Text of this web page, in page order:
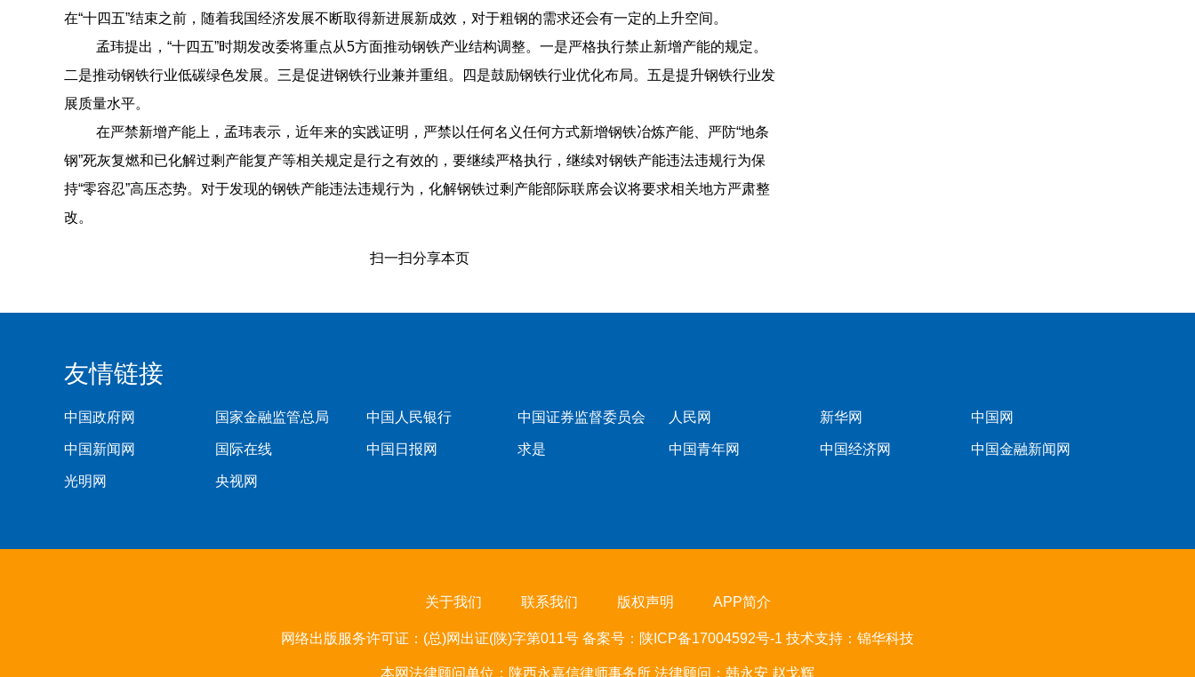
在“十四五”结束之前，随着我国经济发展不断取得新进展新成效，对于粗钢的需求还会有一定的上升空间。
孟玮提出，“十四五”时期发改委将重点从5方面推动钢铁产业结构调整。一是严格执行禁止新增产能的规定。
二是推动钢铁行业低碳绿色发展。三是促进钢铁行业兼并重组。四是鼓励钢铁行业优化布局。五是提升钢铁行业发
展质量水平。
在严禁新增产能上，孟玮表示，近年来的实践证明，严禁以任何名义任何方式新增钢铁冶炼产能、严防“地条
钢”死灰复燃和已化解过剩产能复产等相关规定是行之有效的，要继续严格执行，继续对钢铁产能违法违规行为保
持“零容忍”高压态势。对于发现的钢铁产能违法违规行为，化解钢铁过剩产能部际联席会议将要求相关地方严肃整
改。
扫一扫分享本页
友情链接
中国政府网 国家金融监管总局 中国人民银行 中国证券监督委员会 人民网 新华网 中国网
中国新闻网 国际在线 中国日报网 求是 中国青年网 中国经济网 中国金融新闻网
光明网 央视网
关于我们 联系我们 版权声明 APP简介
网络出版服务许可证：(总)网出证(陕)字第011号 备案号： 陕ICP备17004592号-1 技术支持： 锦华科技
本网法律顾问单位：陕西永嘉信律师事务所 法律顾问：韩永安 赵戈辉